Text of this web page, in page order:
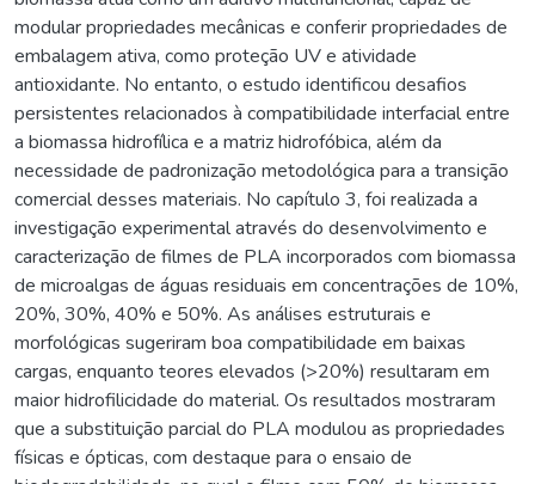
modular propriedades mecânicas e conferir propriedades de
embalagem ativa, como proteção UV e atividade
antioxidante. No entanto, o estudo identificou desafios
persistentes relacionados à compatibilidade interfacial entre
a biomassa hidrofílica e a matriz hidrofóbica, além da
necessidade de padronização metodológica para a transição
comercial desses materiais. No capítulo 3, foi realizada a
investigação experimental através do desenvolvimento e
caracterização de filmes de PLA incorporados com biomassa
de microalgas de águas residuais em concentrações de 10%,
20%, 30%, 40% e 50%. As análises estruturais e
morfológicas sugeriram boa compatibilidade em baixas
cargas, enquanto teores elevados (>20%) resultaram em
maior hidrofilicidade do material. Os resultados mostraram
que a substituição parcial do PLA modulou as propriedades
físicas e ópticas, com destaque para o ensaio de